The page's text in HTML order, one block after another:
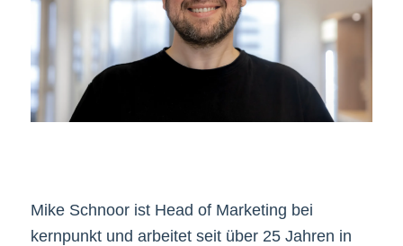
Mike Schnoor ist Head of Marketing bei
kernpunkt und arbeitet seit über 25 Jahren in